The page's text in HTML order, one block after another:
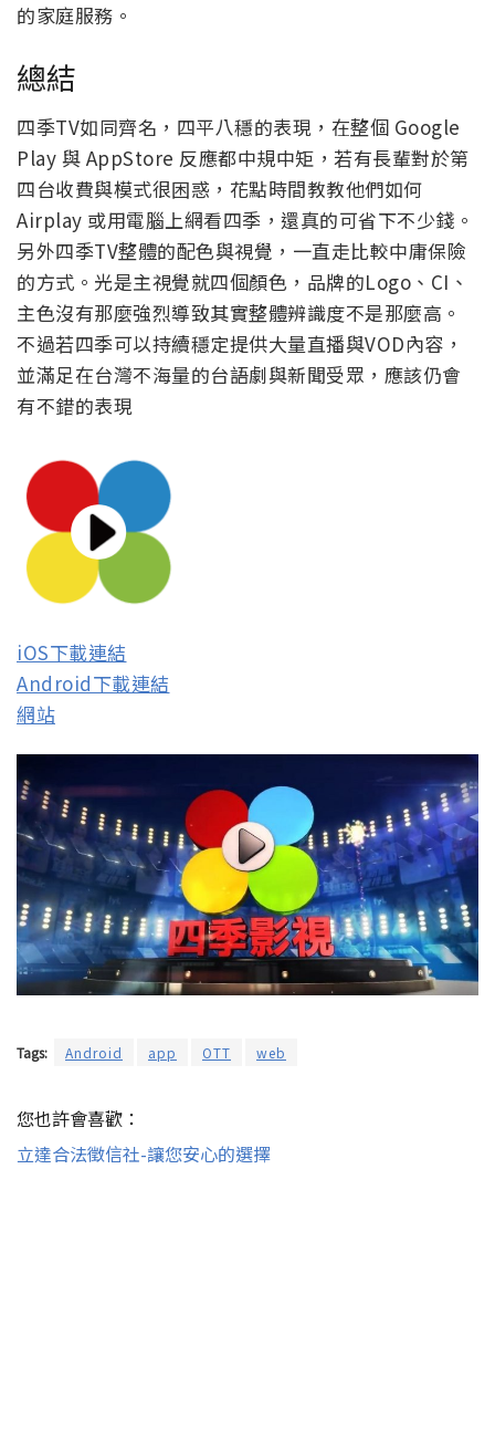
的家庭服務。
總結
四季TV如同齊名，四平八穩的表現，在整個 Google
Play 與 AppStore 反應都中規中矩，若有長輩對於第
四台收費與模式很困惑，花點時間教教他們如何
Airplay 或用電腦上網看四季，還真的可省下不少錢。
另外四季TV整體的配色與視覺，一直走比較中庸保險
的方式。光是主視覺就四個顏色，品牌的Logo、CI、
主色沒有那麼強烈導致其實整體辨識度不是那麼高。
不過若四季可以持續穩定提供大量直播與VOD內容，
並滿足在台灣不海量的台語劇與新聞受眾，應該仍會
有不錯的表現
iOS下載連結
Android下載連結
網站
Tags: Android app OTT web
您也許會喜歡：
立達合法徵信社-讓您安心的選擇